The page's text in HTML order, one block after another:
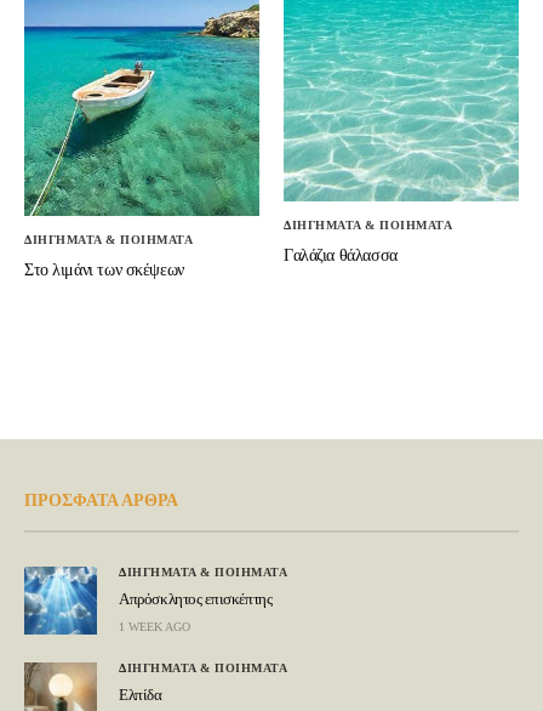
ΔΙΗΓΗΜΑΤΑ & ΠΟΙΗΜΑΤΑ
Στο λιμάνι των σκέψεων
ΔΙΗΓΗΜΑΤΑ & ΠΟΙΗΜΑΤΑ
Γαλάζια θάλασσα
ΠΡΟΣΦΑΤΑ ΑΡΘΡΑ
ΔΙΗΓΗΜΑΤΑ & ΠΟΙΗΜΑΤΑ
Απρόσκλητος επισκέπτης
1 WEEK AGO
ΔΙΗΓΗΜΑΤΑ & ΠΟΙΗΜΑΤΑ
Ελπίδα